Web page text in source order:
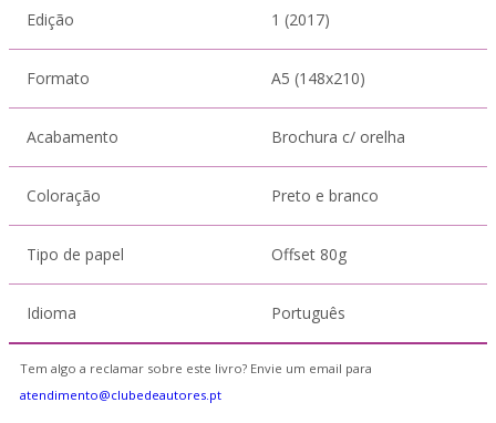
Edição 1 (2017)
Formato A5 (148x210)
Acabamento Brochura c/ orelha
Coloração Preto e branco
Tipo de papel Offset 80g
Idioma Português
Tem algo a reclamar sobre este livro? Envie um email para
atendimento@clubedeautores.pt